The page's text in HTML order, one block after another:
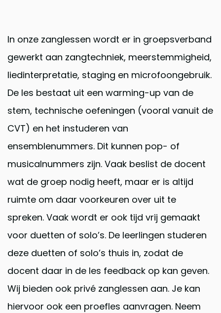
In onze zanglessen wordt er in groepsverband
gewerkt aan zangtechniek, meerstemmigheid,
liedinterpretatie, staging en microfoongebruik.
De les bestaat uit een warming-up van de
stem, technische oefeningen (vooral vanuit de
CVT) en het instuderen van
ensemblenummers. Dit kunnen pop- of
musicalnummers zijn. Vaak beslist de docent
wat de groep nodig heeft, maar er is altijd
ruimte om daar voorkeuren over uit te
spreken. Vaak wordt er ook tijd vrij gemaakt
voor duetten of solo’s. De leerlingen studeren
deze duetten of solo’s thuis in, zodat de
docent daar in de les feedback op kan geven.
Wij bieden ook privé zanglessen aan. Je kan
hiervoor ook een proefles aanvragen. Neem